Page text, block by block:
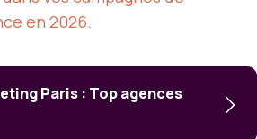
en 2026.
Paris : Top agences